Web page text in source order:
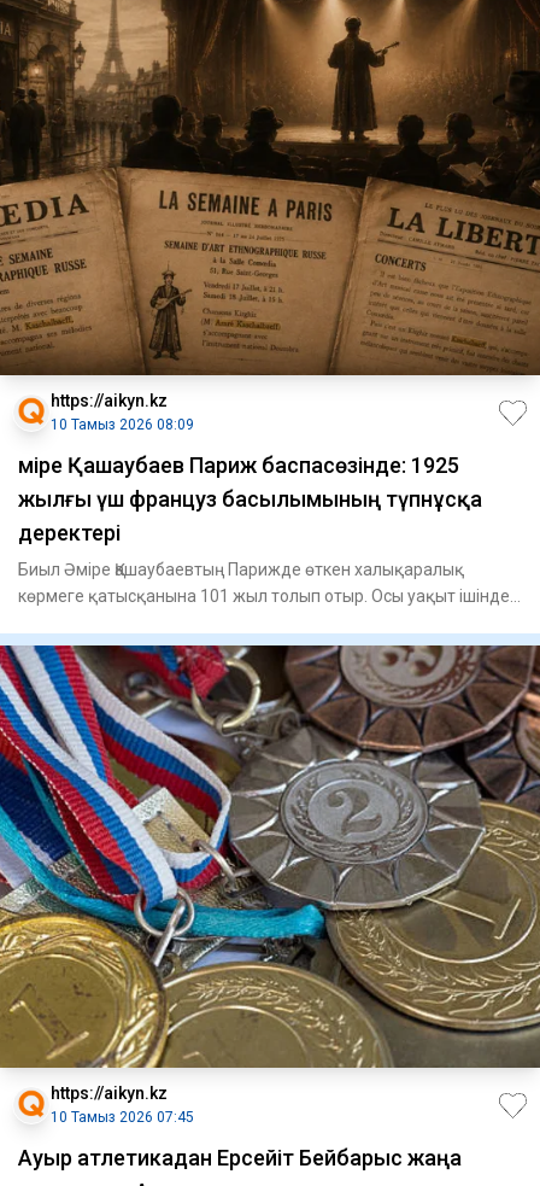
https://aikyn.kz
10 Тамыз 2026 08:09
Әміре Қашаубаев Париж баспасөзінде: 1925
жылғы үш француз басылымының түпнұсқа
деректері
Биыл Әміре Қашаубаевтың Парижде өткен халықаралық
көрмеге қатысқанына 101 жыл толып отыр. Осы уақыт ішінде
https://aikyn.kz
10 Тамыз 2026 07:45
Ауыр атлетикадан Ерсейіт Бейбарыс жаңа